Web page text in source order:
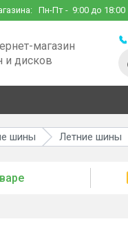
Пн-Пт - 9:00 до 18:00
магазин
и дисков
шины Летние шины